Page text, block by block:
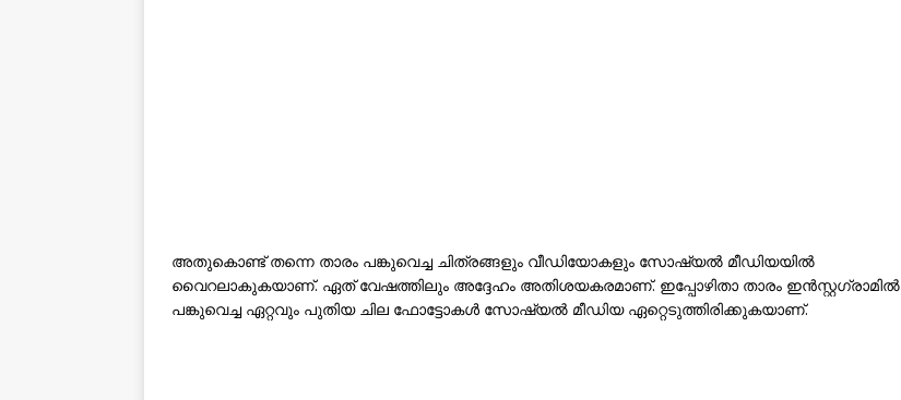
അതുകൊണ്ട് തന്നെ താരം പങ്കുവെച്ച ചിത്രങ്ങളും വീഡിയോകളും സോഷ്യൽ മീഡിയയിൽ
വൈറലാകുകയാണ്. ഏത് വേഷത്തിലും അദ്ദേഹം അതിശയകരമാണ്. ഇപ്പോഴിതാ താരം ഇൻസ്റ്റഗ്രാമിൽ
പങ്കുവെച്ച ഏറ്റവും പുതിയ ചില ഫോട്ടോകൾ സോഷ്യൽ മീഡിയ ഏറ്റെടുത്തിരിക്കുകയാണ്.